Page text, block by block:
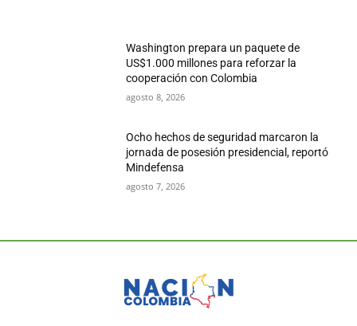
Washington prepara un paquete de
US$1.000 millones para reforzar la
cooperación con Colombia
agosto 8, 2026
Ocho hechos de seguridad marcaron la
jornada de posesión presidencial, reportó
Mindefensa
agosto 7, 2026